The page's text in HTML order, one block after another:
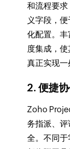
和流程要
义字段，
化配置。
度集成，
真正实现一
2. 便捷
Zoho
务指派、
全。不同